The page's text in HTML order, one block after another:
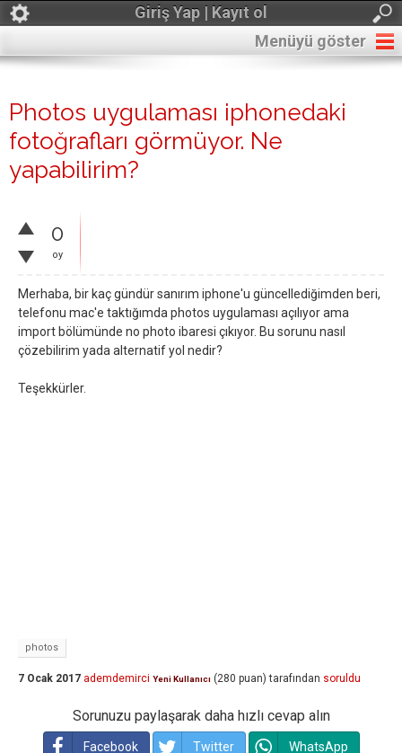
Giriş Yap | Kayıt ol
Menüyü göster
Photos uygulaması iphonedaki
fotoğrafları görmüyor. Ne
yapabilirim?
0
oy
Merhaba, bir kaç gündür sanırım iphone'u güncellediğimden beri,
telefonu mac'e taktığımda photos uygulaması açılıyor ama
import bölümünde no photo ibaresi çıkıyor. Bu sorunu nasıl
çözebilirim yada alternatif yol nedir?
Teşekkürler.
photos
7 Ocak 2017 ademdemirci Yeni Kullanıcı (280 puan) tarafından soruldu
Sorunuzu paylaşarak daha hızlı cevap alın
Facebook Twitter WhatsApp